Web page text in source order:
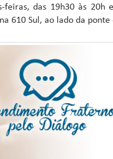
feiras, das 19h30 às
610 Sul, ao lado da ponte